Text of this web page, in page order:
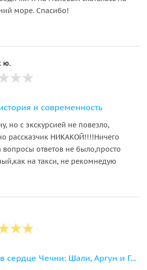
море. Спасибо!
ю.
и современность
но с экскурсией не повезло,
рассказчик НИКАКОЙ!!!!Ничего
вопросы ответов не было,просто
на такси, не рекомнедую
Тур из Дагестана в сердце Чечни: Шали, Аргун и Грозный